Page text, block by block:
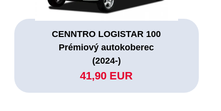
CENNTRO LOGISTAR 100
Prémiový autokoberec
(2024-)
41,90 EUR